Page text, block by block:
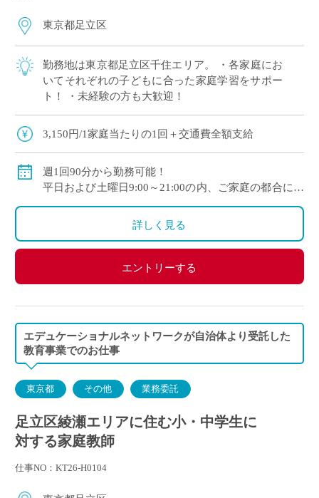
東京都足立区
勤務地は東京都足立区千住エリア。 ・各家庭にお
いてそれぞれの子どもに合った家庭学習をサポー
ト！ ・未経験の方も大歓迎！
3,150円/1家庭当たりの1回＋交通費全額支給
週1回90分から勤務可能！
平日および土曜日9:00～21:00の内、ご家庭の都合に合
ご自身のご都合の良い時間帯のご家庭をお願いしま
※5月～3月で実施します。
金曜日 14:00～15:30 F家庭／18:00～19:30 G家庭
詳しく見る
エントリーする
エデュケーショナルネットワークが自治体より受託した
教育事業でのお仕事
東京都 その他 業務委託
足立区綾瀬エリアに住む小・中学生に
対する家庭教師
仕事NO：KT26-H0104